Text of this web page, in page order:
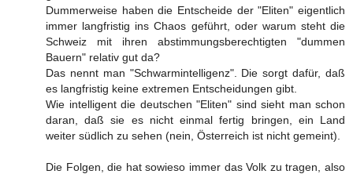
Dummerweise haben die Entscheide der "Eliten" eigentlich
immer langfristig ins Chaos geführt, oder warum steht die
Schweiz mit ihren abstimmungsberechtigten "dummen
Bauern" relativ gut da?
Das nennt man "Schwarmintelligenz". Die sorgt dafür, daß
es langfristig keine extremen Entscheidungen gibt.
Wie intelligent die deutschen "Eliten" sind sieht man schon
daran, daß sie es nicht einmal fertig bringen, ein Land
weiter südlich zu sehen (nein, Österreich ist nicht gemeint).
Die Folgen, die hat sowieso immer das Volk zu tragen, also